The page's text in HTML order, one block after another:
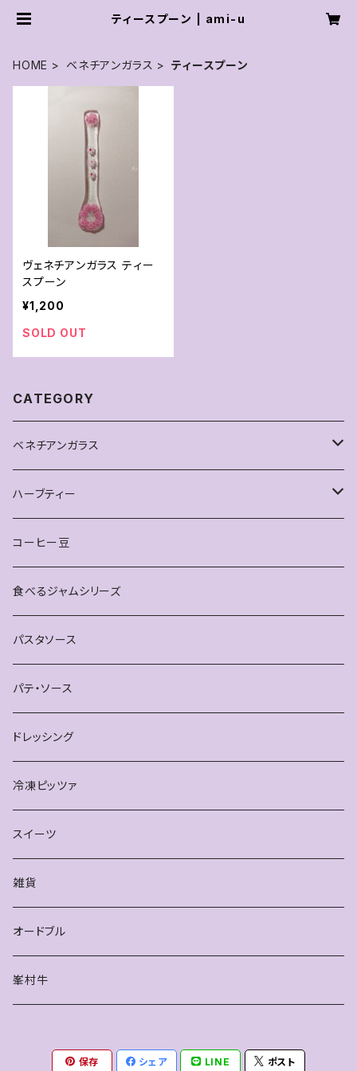
ティースプーン | ami-u
HOME ベネチアンガラス ティースプーン
ヴェネチアンガラス ティー
スプーン
¥1,200
SOLD OUT
CATEGORY
ベネチアンガラス
ピアス
雑貨
ティースプーン
ブレスレット
ハーブティー
お得なセット
単品
コーヒー豆
食べるジャムシリーズ
パスタソース
パテ・ソース
ドレッシング
冷凍ピッツァ
スイーツ
雑貨
オードブル
峯村牛
保存 シェア LINE ポスト